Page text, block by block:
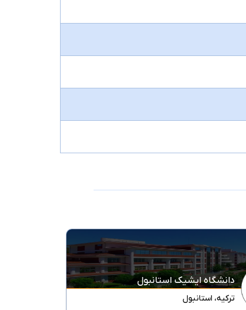
دانشگاه ایشیک استانبول
ترکیه، استانبول